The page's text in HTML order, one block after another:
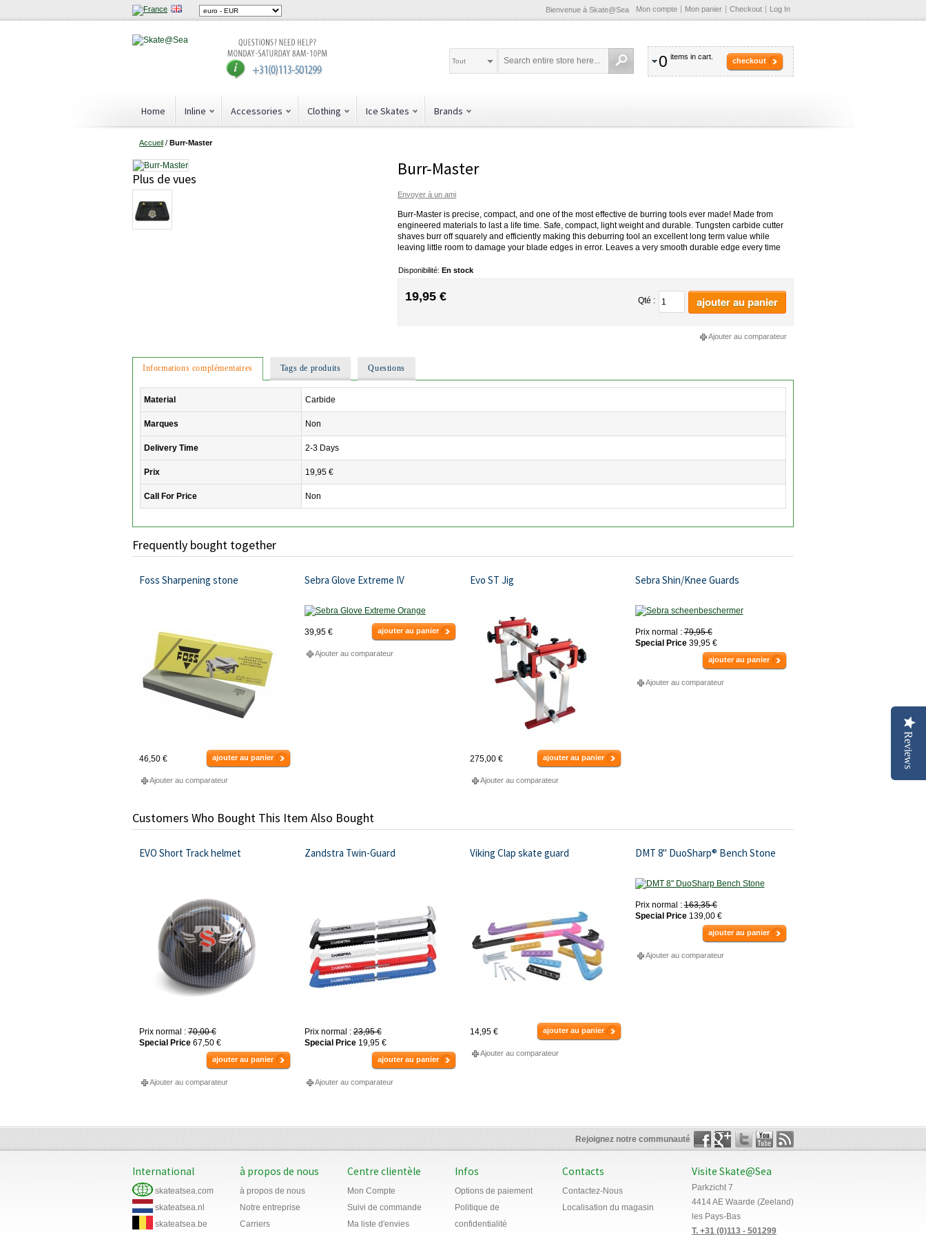
Bienvenue à Skate@Sea Mon compte Mon panier Checkout Log In
0 items in cart. checkout
Tout
Home Inline Accessories Clothing Ice Skates Brands
Accueil / Burr-Master
Burr-Master
Envoyer à un ami
Burr-Master is precise, compact, and one of the most effective de burring tools ever made! Made from
engineered materials to last a life time. Safe, compact, light weight and durable. Tungsten carbide cutter
shaves burr off squarely and efficiently making this deburring tool an excellent long term value while
leaving little room to damage your blade edges in error. Leaves a very smooth durable edge every time
Disponibilité: En stock
19,95 € Qté : ajouter au panier
Ajouter au comparateur
Plus de vues
Informations complémentaires Tags de produits Questions
Material Carbide
Marques Non
Delivery Time 2-3 Days
Prix 19,95 €
Call For Price Non
Frequently bought together
Foss Sharpening stone
46,50 € ajouter au panier
Ajouter au comparateur
Sebra Glove Extreme IV
39,95 € ajouter au panier
Ajouter au comparateur
Evo ST Jig
275,00 € ajouter au panier
Ajouter au comparateur
Sebra Shin/Knee Guards
Prix normal : 79,95 €
Special Price 39,95 €
ajouter au panier
Ajouter au comparateur
Customers Who Bought This Item Also Bought
EVO Short Track helmet
Prix normal : 70,00 €
Special Price 67,50 €
ajouter au panier
Ajouter au comparateur
Zandstra Twin-Guard
Prix normal : 23,95 €
Special Price 19,95 €
ajouter au panier
Ajouter au comparateur
Viking Clap skate guard
14,95 € ajouter au panier
Ajouter au comparateur
DMT 8" DuoSharp® Bench Stone
Prix normal : 163,35 €
Special Price 139,00 €
ajouter au panier
Ajouter au comparateur
Rejoignez notre communauté
International
skateatsea.com
skateatsea.nl
skateatsea.be
à propos de nous
à propos de nous
Notre entreprise
Carriers
Centre clientèle
Mon Compte
Suivi de commande
Ma liste d'envies
Infos
Options de paiement
Politique de
confidentialité
Contacts
Contactez-Nous
Localisation du magasin
Visite Skate@Sea
Parkzicht 7
4414 AE Waarde (Zeeland)
les Pays-Bas
T. +31 (0)113 - 501299
Reviews